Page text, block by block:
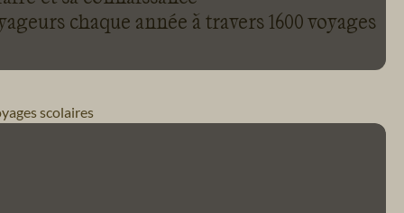
chaque année à travers 1600 voyages
scolaires